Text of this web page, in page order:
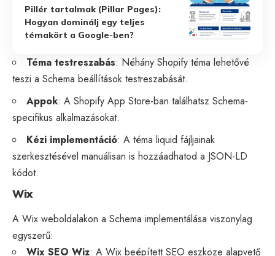
Pillér tartalmak (Pillar Pages):
Hogyan dominálj egy teljes
témakört a Google-ben?
Téma testreszabás: Néhány Shopify téma lehetővé
teszi a Schema beállítások testreszabását.
Appok: A Shopify App Store-ban találhatsz Schema-
specifikus alkalmazásokat.
Kézi implementáció: A téma liquid fájljainak
szerkesztésével manuálisan is hozzáadhatod a JSON-LD
kódot.
Wix
A Wix weboldalakon a Schema implementálása viszonylag
egyszerű:
Wix SEO Wiz: A Wix beépített SEO eszköze alapvető